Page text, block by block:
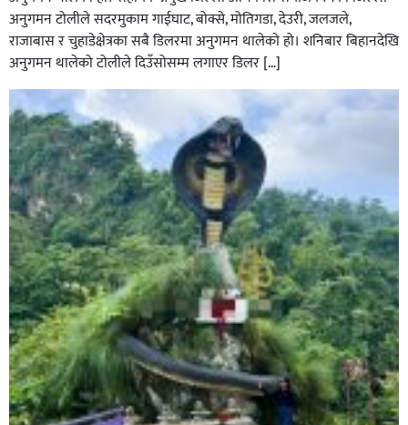
सल्यानमा शिकार खेल्ने क्रममा बन्दुकबाट गोली चल्दा १ जनाको
मृत्यु सँगै शिकार खेल्न गएका ६ जना पक्राउ,
अनुगमन टोलीले सदरमुकाम गाईघाट, बोक्से, मोतिगडा, देउरी, जलजले,
राजाबास र चुहाडेक्षेत्रका सबै डिलरमा अनुगमन थालेको हो। शनिबार बिहानदेखि
अनुगमन थालेको टोलीले दिउँसोसम्म लगाएर डिलर […]